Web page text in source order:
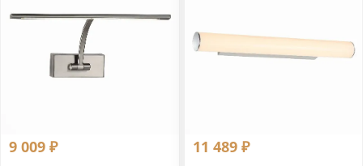
9 009 ₽ 11 489 ₽